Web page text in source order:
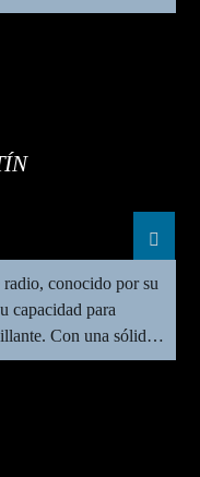
comunicación desde
además de estar al
conocido por su
capacidad para
Con una sólida
conquistado a oyentes
el escenario o